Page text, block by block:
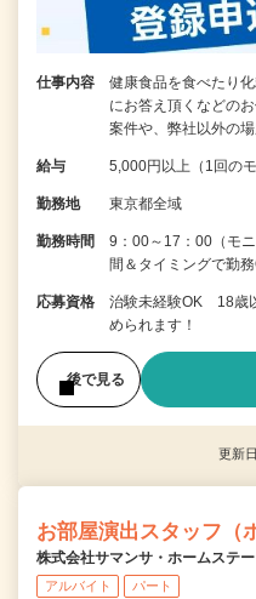
仕事内容
健康食品を食べたり
にお答え頂くなどの
案件や、弊社以外の
給与 5,000円以上（1回の
勤務地 東京都全域
勤務時間
9：00～17：00（モ
間＆タイミングで勤
応募資格
治験未経験OK 18歳
められます！
後で見る
更新
お部屋演出スタッフ（
株式会社サマンサ・ホームステ
アルバイト パート